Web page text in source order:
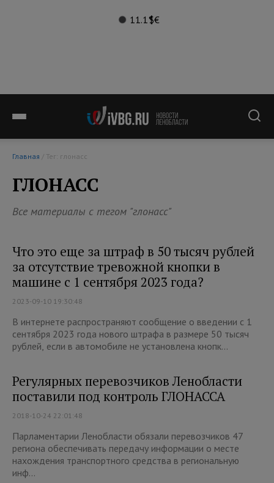
11.1°$€
Главная / Тег: глонасс
ГЛОНАСС
Все материалы с тегом "глонасс"
Что это еще за штраф в 50 тысяч рублей
за отсутствие тревожной кнопки в
машине с 1 сентября 2023 года?
2023-09-10 19:30:48
В интернете распространяют сообщение о введении с 1
сентября 2023 года нового штрафа в размере 50 тысяч
рублей, если в автомобиле не установлена кнопк...
Регулярных перевозчиков Ленобласти
поставили под контроль ГЛОНАССА
2018-10-24 22:01:48
Парламентарии Ленобласти обязали перевозчиков 47
региона обеспечивать передачу информации о месте
нахождения транспортного средства в региональную
инф...